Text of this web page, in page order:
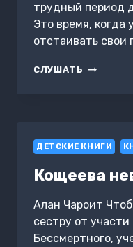
трудный период
Это время, когда
отстаивать свои
СЛУШАТЬ РАБОЧАЯ
ДЛЯ
И
ПОСЛЕ
ДЕТСКИЕ КНИГИ
Кощеева
Алан Чароит
сестру от
Бессмертного,